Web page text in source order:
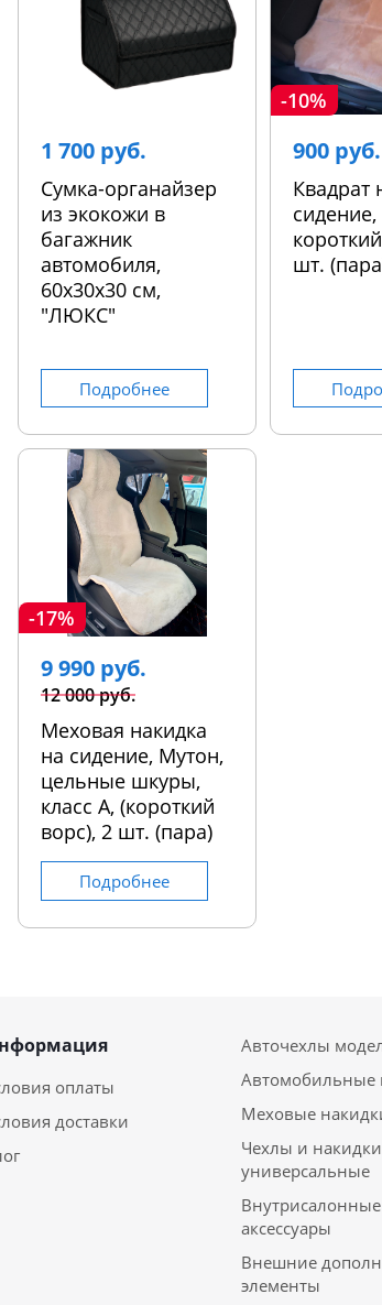
1 700 руб.
Сумка-органайзер
из экокожи в
багажник
автомобиля,
60х30х30 см,
"ЛЮКС"
Подробнее
-10%
900 руб.
Квадрат
шт.
-17%
9 990 руб.
12 000 руб.
Меховая накидка
на сидение, Мутон,
цельные шкуры,
класс А, (короткий
ворс), 2 шт. (пара)
Подробнее
оплаты
доставки
Авточехлы
Автомобильные
Меховые
Чехлы и накидки
универсальные
Внутрисалонные
аксессуары
Внешние
элементы